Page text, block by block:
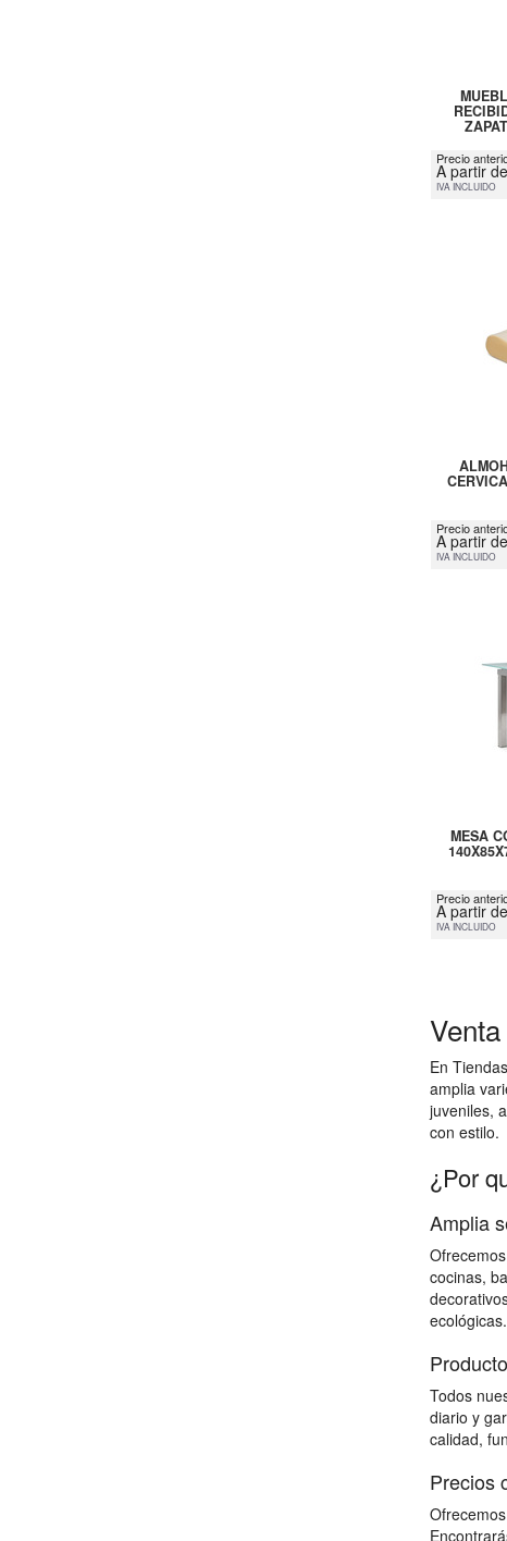
Precio
A partir
IVA INCLUIDO
Precio
A partir
IVA INCLUIDO
MESA
Precio
A partir
IVA INCLUIDO
En
amplia
juveniles,
con estilo.
¿Por
Amplia
cocinas,
ecológicas.
Todos
diario y
calidad,
Precios